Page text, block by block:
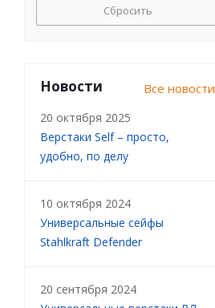
Сбросить
Новости Все новости
20 октября 2025
Верстаки Self – просто,
удобно, по делу
10 октября 2024
Универсальные сейфы
Stahlkraft Defender
20 сентября 2024